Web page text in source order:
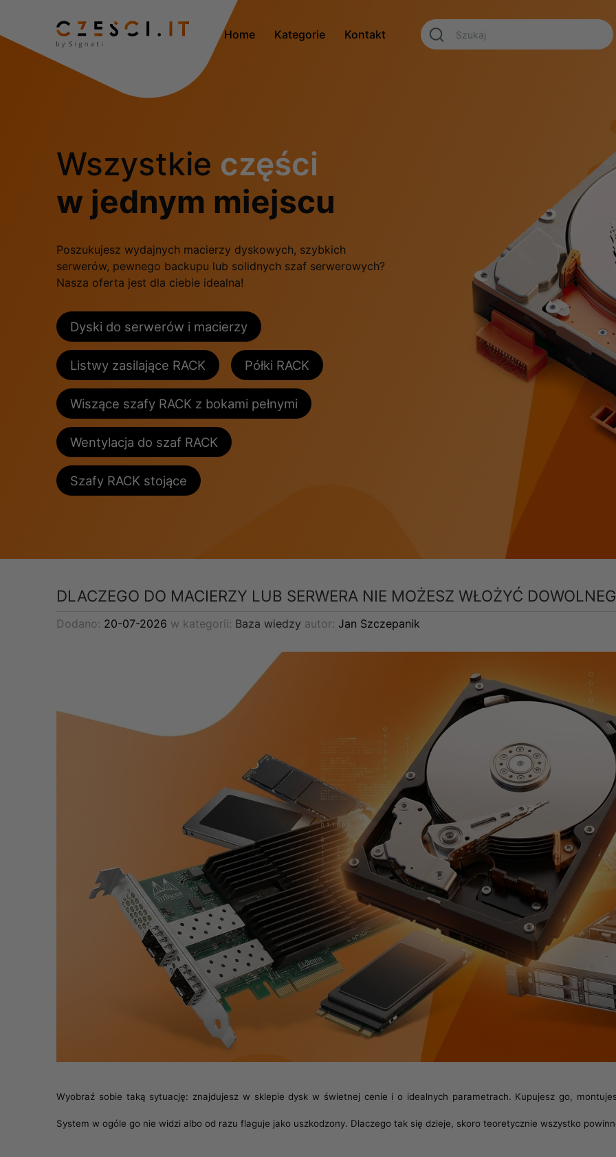
Home Kategorie Kontakt
Wszystkie części
w jednym miejscu
Poszukujesz wydajnych macierzy dyskowych, szybkich
serwerów, pewnego backupu lub solidnych szaf serwerowych?
Nasza oferta jest dla ciebie idealna!
Dyski do serwerów i macierzy
Listwy zasilające RACK Półki RACK
Wiszące szafy RACK z bokami pełnymi
Wentylacja do szaf RACK
Szafy RACK stojące
DLACZEGO DO MACIERZY LUB SERWERA NIE MOŻESZ WŁOŻYĆ
Dodano: 20-07-2026 w kategorii: Baza wiedzy autor: Jan Szczepanik
Wyobraź sobie taką sytuację: znajdujesz w sklepie dysk w świetnej cenie i o idealnych parametrach. Kupujesz go,
System w ogóle go nie widzi albo od razu flaguje jako uszkodzony. Dlaczego tak się dzieje, skoro teoretycznie wszystko